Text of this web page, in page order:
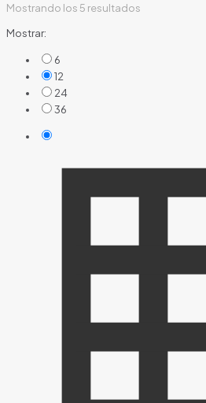
Mostrando los 5 resultados
Mostrar:
6
12
24
36